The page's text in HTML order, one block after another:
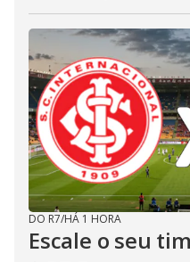
DO R7/HÁ 1 HORA
Escale o seu